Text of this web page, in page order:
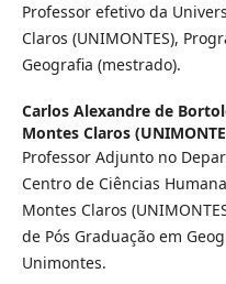
Professor efetivo da
Claros (UNIMONTES),
Geografia (mestrado).
Carlos Alexandre de
Montes Claros
Professor Adjunto no
Centro de Ciências
Montes Claros
de Pós Graduação em
Unimontes.